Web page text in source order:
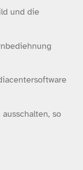
und die
so